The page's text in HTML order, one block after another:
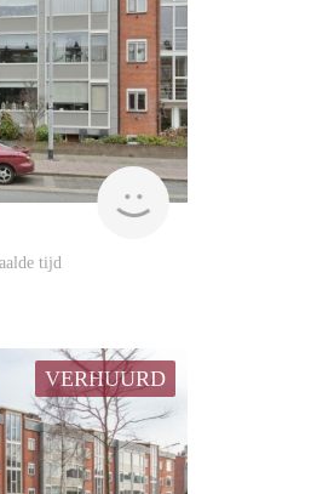
rent
tijd
VERHUURD